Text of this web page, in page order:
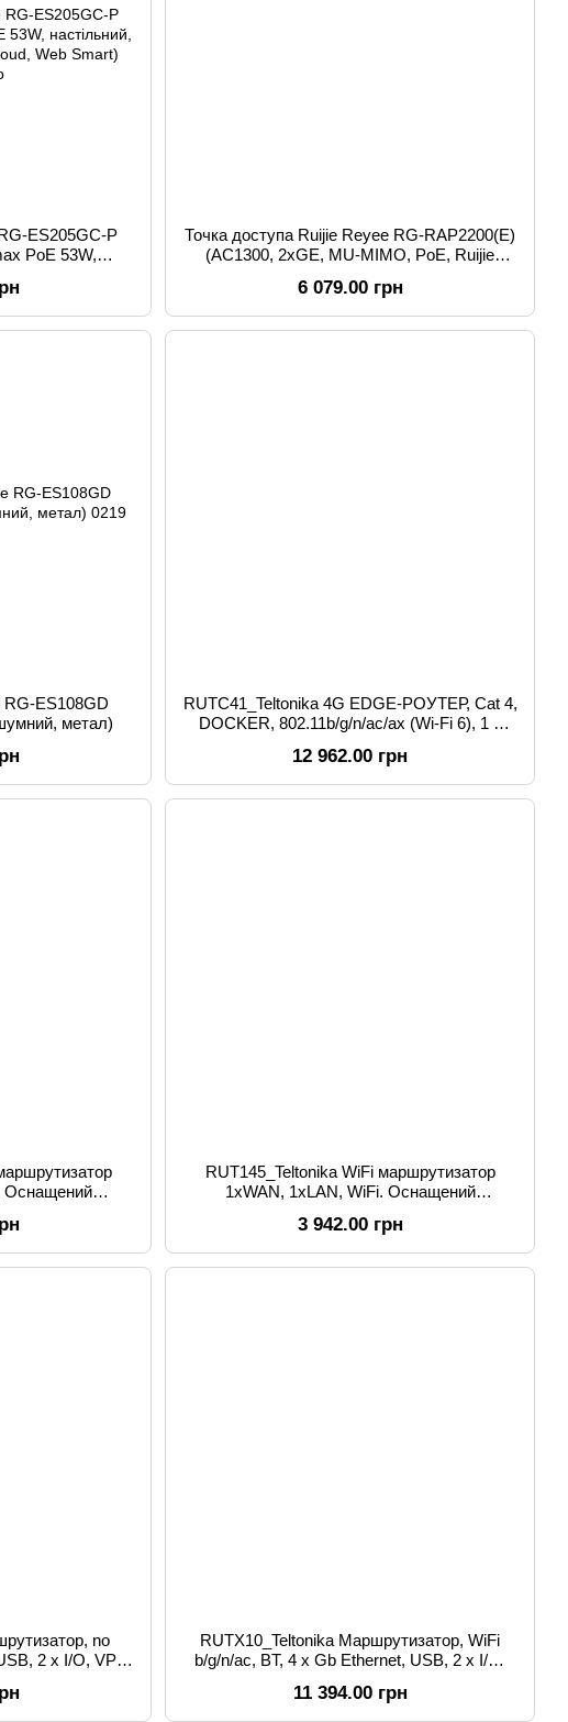
ES205GC-P
PoE 53W,
Точка доступа Ruijie Reyee RG-RAP2200(E)
(AC1300, 2xGE, MU-MIMO, PoE, Ruijie
6 079.00 грн
RG-ES108GD
метал)
RUTC41_Teltonika 4G EDGE-РОУТЕР, Cat 4,
DOCKER, 802.11b/g/n/ac/ax (Wi-Fi 6), 1 x
10/100/1000 Mbps, 1 GB, DDR4, 16 MB serial
NOR flash
12 962.00 грн
Оснащений
RUT145_Teltonika WiFi маршрутизатор
1xWAN, 1xLAN, WiFi. Оснащений
3 942.00 грн
no
2 x I/O, VPN,
RUTX10_Teltonika Маршрутизатор, WiFi
b/g/n/ac, BT, 4 x Gb Ethernet, USB, 2 x I/O,
11 394.00 грн